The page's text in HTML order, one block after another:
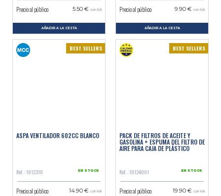
Precio al público 5.50 € con IVA
AÑADIR A LA CESTA
Precio al público 9.90 € con IVA
AÑADIR A LA CESTA
BEST SELLERS
ASPA VENTILADOR 602CC BLANCO
Ref. : 1012310 EN STOCK
Precio al público 14.90 € con IVA
BEST SELLERS
PACK DE FILTROS DE ACEITE Y
GASOLINA + ESPUMA DEL FILTRO DE
AIRE PARA CAJA DE PLÁSTICO
Ref. : 10124001 EN STOCK
Precio al público 19.90 € con IVA